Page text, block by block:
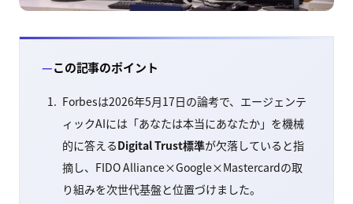
この記事のポイント
Forbesは2026年5月17日の論考で、エージェンテ
ィックAIには「あなたは本当にあなたか」を機械
的に答えるDigital Trust標準が欠落していると指
摘し、FIDO Alliance×Google×Mastercardの取
り組みを次世代基盤と位置づけました。